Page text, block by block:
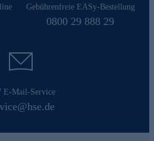
Gebührenfreie EASy-Bestellung
0800 29 888 29
E-Mail-Service